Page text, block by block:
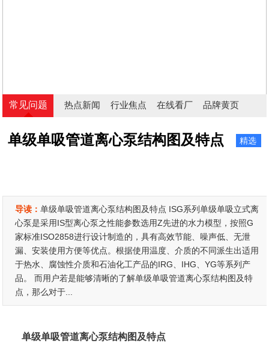
常见问题 热点新闻 行业焦点 在线看厂 品牌黄页
单级单吸管道离心泵结构图及特点 精选
导读：单级单吸管道离心泵结构图及特点 ISG系列单级单吸立式离
心泵是采用IS型离心泵之性能参数选用Z先进的水力模型，按照G
家标准ISO2858进行设计制造的，具有高效节能、噪声低、无泄
漏、安装使用方便等优点。根据使用温度、介质的不同派生出适用
于热水、腐蚀性介质和石油化工产品的IRG、IHG、YG等系列产
品。 而用户若是能够清晰的了解单级单吸管道离心泵结构图及特
点，那么对于...
单级单吸管道离心泵结构图及特点